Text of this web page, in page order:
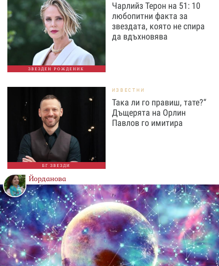
ЗВЕЗДЕН РОЖДЕНИК
Чарлийз Терон на 51: 10
любопитни факта за
звездата, която не спира
да вдъхновява
БГ ЗВЕЗДИ
ИЗВЕСТНИ
Така ли го правиш, тате?“
Дъщерята на Орлин
Павлов го имитира
Йорданова